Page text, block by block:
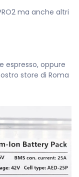
ma anche altri
espresso, oppure
store di Roma